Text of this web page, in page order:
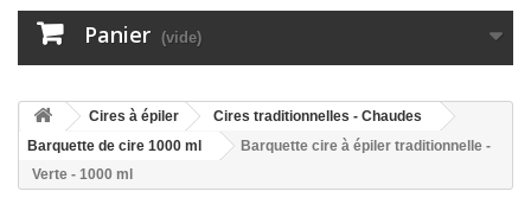
Panier (vide)
Cires à épiler
Cires traditionnelles - Chaudes
Barquette de cire 1000 ml
Barquette cire à épiler traditionnelle -
Verte - 1000 ml